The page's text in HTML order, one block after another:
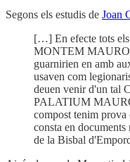
Segons els estudis de Joan
[…] En efecte tots els
MONTEM
guarnirien en amb
usaven com
deuen venir d'un
PALATIUM
compost tenim prova
consta en
de la Bisbal